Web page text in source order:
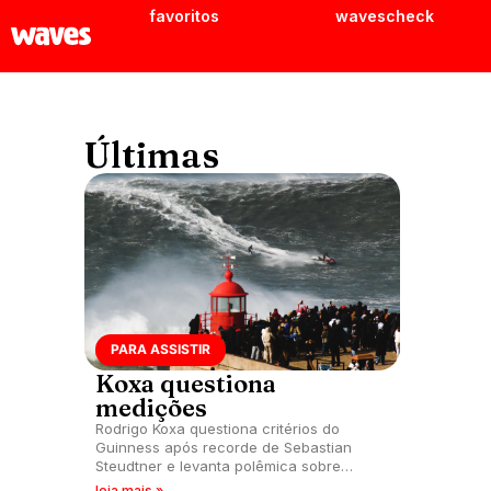
favoritos wavescheck
Últimas
PARA ASSISTIR
Koxa questiona
medições
Rodrigo Koxa questiona critérios do
Guinness após recorde de Sebastian
Steudtner e levanta polêmica sobre
medição de ondas gigantes e